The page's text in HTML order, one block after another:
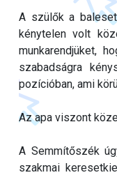
A szülők a
kénytelen volt
munkarendjüket,
szabadságra
pozícióban, ami
Az apa viszont
A Semmítőszék
szakmai